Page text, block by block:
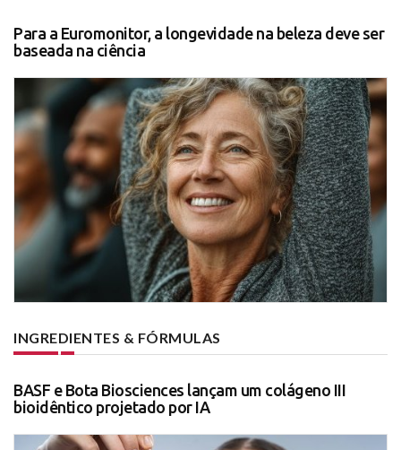
Para a Euromonitor, a longevidade na beleza deve ser
baseada na ciência
INGREDIENTES & FÓRMULAS
BASF e Bota Biosciences lançam um colágeno III
bioidêntico projetado por IA